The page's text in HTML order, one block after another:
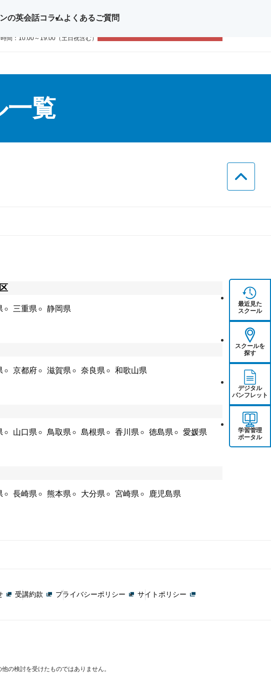
ご予約・お問い合わせ
間：10:00～19:00（土日祝含む）
の英会話コラムよくあるご質問
最近見た
スクール
スクールを
探す
デジタル
パンフレット
学習管理
ポータル
一覧
三重県 静岡県
京都府 滋賀県 奈良県 和歌山県
山口県 鳥取県 島根県 香川県 徳島県
愛媛県
長崎県 熊本県 大分県 宮崎県
鹿児島県
受講約款 プライバシーポリシー サイトポリシー
の検討を受けたものではありません。